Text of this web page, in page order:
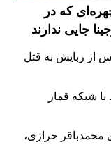
ممنوعه کریستیانو؛ ۱۰ چهره‌ای که در
جایی ندارند
از ربایش به قتل
شبکه قمار
محمدباقر خرازی،